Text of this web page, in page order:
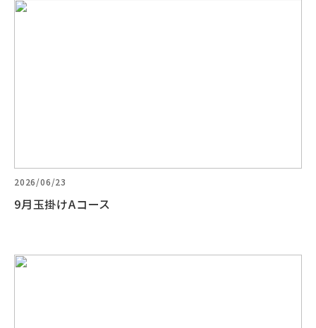
2026/06/23
9月玉掛けAコース